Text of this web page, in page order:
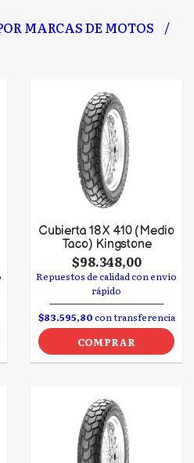
MARCAS DE MOTOS
Cubierta 18 X 410 (Medio
Taco) Kingstone
$98.348,00
Repuestos de calidad con envío
rápido
$83.595,80con transferencia
COMPRAR